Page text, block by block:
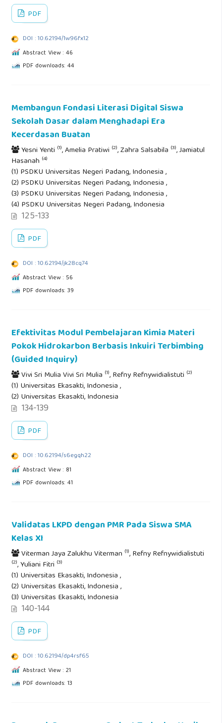
PDF
DOI : 10.62194/1w96fx12
Abstract View : 46
PDF downloads: 44
Membangun Fondasi Literasi Digital Siswa
Sekolah Dasar dalam Menghadapi Era
Kecerdasan Buatan
Yesni Yenti (1), Amelia Pratiwi (2), Zahra Salsabila (3), Jamiatul
Hasanah (4)
(1) PSDKU Universitas Negeri Padang, Indonesia ,
(2) PSDKU Universitas Negeri Padang, Indonesia ,
(3) PSDKU Universitas Negeri Padang, Indonesia ,
(4) PSDKU Universitas Negeri Padang, Indonesia
125-133
PDF
DOI : 10.62194/jk28cq74
Abstract View : 56
PDF downloads: 39
Efektivitas Modul Pembelajaran Kimia Materi
Pokok Hidrokarbon Berbasis Inkuiri Terbimbing
(Guided Inquiry)
Vivi Sri Mulia Vivi Sri Mulia (1), Refny Refnywidialistuti (2)
(1) Universitas Ekasakti, Indonesia ,
(2) Universitas Ekasakti, Indonesia
134-139
PDF
DOI : 10.62194/s6egqh22
Abstract View : 81
PDF downloads: 41
Validatas LKPD dengan PMR Pada Siswa SMA
Kelas XI
Viterman Jaya Zalukhu Viterman (1), Refny Refnywidialistuti
(2), Yuliani Fitri (3)
(1) Universitas Ekasakti, Indonesia ,
(2) Universitas Ekasakti, Indonesia ,
(3) Universitas Ekasakti, Indonesia
140-144
PDF
DOI : 10.62194/dp4rsf65
Abstract View : 21
PDF downloads: 13